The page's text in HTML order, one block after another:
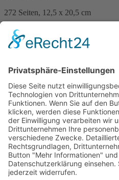
272 Seiten, 12,5 x 20,5 cm
Print 14,– € / E-Book 10,99 €
mehr Infos …
Sylvia Bergman
Über den Dächern von Sylt
11. März 2026
sofort lieferbar
272 Seiten, 12,5 x 20,5 cm
Print 14,– € / E-Book 10,99 €